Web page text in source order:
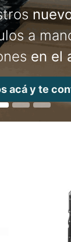
a
en el
acá y te